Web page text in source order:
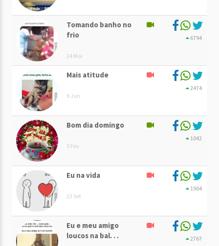
Tomando banho no
frio
24 Mai
6794
Mais atitude
9 Jan
2474
Bom dia domingo
5 Fev
1042
Eu na vida
23 Set
1904
Eu e meu amigo
loucos na bal. . .
2767